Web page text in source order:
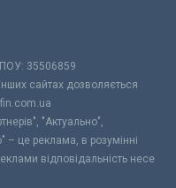
35506859
сайтах дозволяється
"Актуально",
– це реклама, в розумінні
відповідальність несе